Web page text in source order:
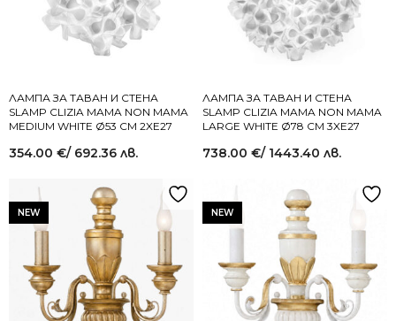
ЛАМПА ЗА ТАВАН И СТЕНА
SLAMP CLIZIA MAMA NON MAMA
MEDIUM WHITE Ø53 СМ 2XE27
354.00 €/ 692.36 лв.
ЛАМПА ЗА ТАВАН И СТЕНА
SLAMP CLIZIA MAMA NON MAMA
LARGE WHITE Ø78 СМ 3XE27
738.00 €/ 1443.40 лв.
NEW NEW